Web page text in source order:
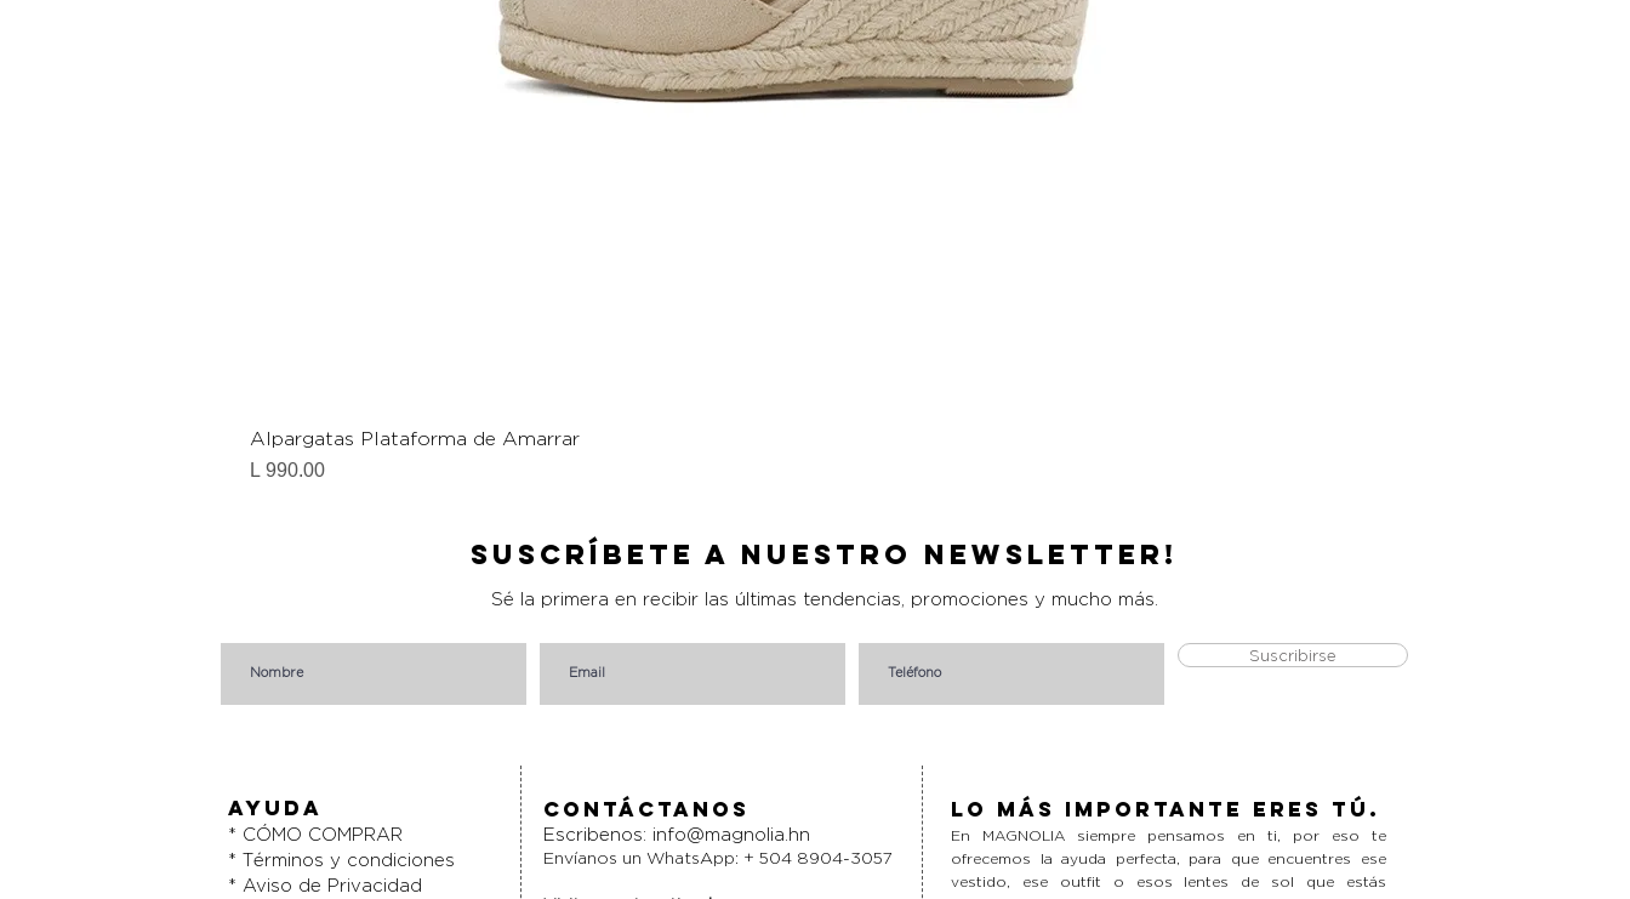
Alpargatas Plataforma de Amarrar
Precio
L 990.00
Suscríbete a nuestro Newsletter!
Sé la primera en recibir las últimas tendencias, promociones y mucho más.
Suscribirse
AYUDA
* CÓMO COMPRAR
* Términos y condiciones
* Aviso de Privacidad
Contáctanos
Escribenos: info@magnolia.hn
Envíanos un WhatsApp: + 504 8904-3057
Lo más importante eres tú.
En MAGNOLIA siempre pensamos en ti, por eso te
ofrecemos la ayuda perfecta, para que encuentres ese
vestido, ese outfit o esos lentes de sol que estás